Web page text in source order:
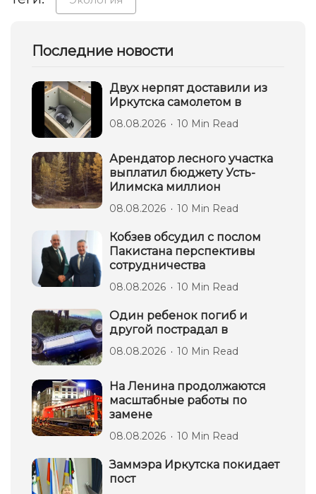
Последние новости
Двух нерпят доставили из
Иркутска самолетом в
08.08.2026 10 Min Read
Арендатор лесного участка
выплатил бюджету Усть-
Илимска миллион
08.08.2026 10 Min Read
Кобзев обсудил с послом
Пакистана перспективы
сотрудничества
08.08.2026 10 Min Read
Один ребенок погиб и
другой пострадал в
08.08.2026 10 Min Read
На Ленина продолжаются
масштабные работы по
замене
08.08.2026 10 Min Read
Заммэра Иркутска покидает
пост